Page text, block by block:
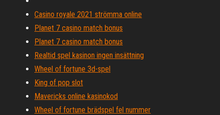
Casino royale 2021 strömma online
Planet 7 casino match bonus
Planet 7 casino match bonus
Realtid spel kasinon ingen insättning
Wheel of fortune 3d-spel
King of pop slot
Mavericks online kasinokod
Wheel of fortune brädspel fel nummer